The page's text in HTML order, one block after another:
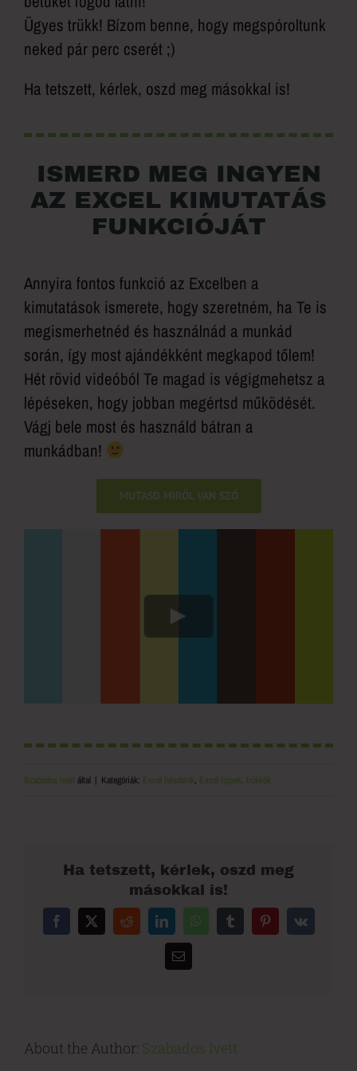
Ügyes trükk! Bízom benne, hogy megspóroltunk
neked pár perc cserét ;)
Ha tetszett, kérlek, oszd meg másokkal is!
ISMERD MEG INGYEN
AZ EXCEL KIMUTATÁS
FUNKCIÓJÁT
Annyira fontos funkció az Excelben a
kimutatások ismerete, hogy szeretném, ha Te is
megismerhetnéd és használnád a munkád
során, így most ajándékként megkapod tőlem!
Hét rövid videóból Te magad is végigmehetsz a
lépéseken, hogy jobban megértsd működését.
Vágj bele most és használd bátran a
munkádban!
MUTASD MIRŐL VAN SZÓ
Szabados Ivett által | Kategóriák: Excel feladatok, Excel tippek, trükkök
Ha tetszett, kérlek, oszd meg
másokkal is!
Facebook
X RedditLinkedInWhatsAppTumblrPinterest
Vk
Email:
About the Author: Szabados Ivett